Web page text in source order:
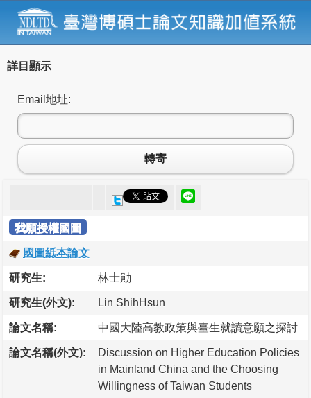
詳目顯示
Email地址:
轉寄
我願授權國圖
國圖紙本論文
研究生: 林士勛
研究生(外文): Lin ShihHsun
論文名稱: 中國大陸高教政策與臺生就讀意願之探討
論文名稱(外文):
Discussion on Higher Education Policies
in Mainland China and the Choosing
Willingness of Taiwan Students